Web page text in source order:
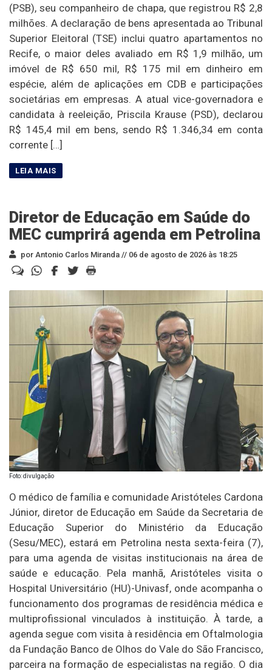
(PSB), seu companheiro de chapa, que registrou R$ 2,8
milhões. A declaração de bens apresentada ao Tribunal
Superior Eleitoral (TSE) inclui quatro apartamentos no
Recife, o maior deles avaliado em R$ 1,9 milhão, um
imóvel de R$ 650 mil, R$ 175 mil em dinheiro em
espécie, além de aplicações em CDB e participações
societárias em empresas. A atual vice-governadora e
candidata à reeleição, Priscila Krause (PSD), declarou
R$ 145,4 mil em bens, sendo R$ 1.346,34 em conta
corrente […]
Diretor de Educação em Saúde do
MEC cumprirá agenda em Petrolina
por Antonio Carlos Miranda // 06 de agosto de 2026 às 18:25
Foto: divulgação
O médico de família e comunidade Aristóteles Cardona
Júnior, diretor de Educação em Saúde da Secretaria de
Educação Superior do Ministério da Educação
(Sesu/MEC), estará em Petrolina nesta sexta-feira (7),
para uma agenda de visitas institucionais na área de
saúde e educação. Pela manhã, Aristóteles visita o
Hospital Universitário (HU)-Univasf, onde acompanha o
funcionamento dos programas de residência médica e
multiprofissional vinculados à instituição. À tarde, a
agenda segue com visita à residência em Oftalmologia
da Fundação Banco de Olhos do Vale do São Francisco,
parceira na formação de especialistas na região. O dia